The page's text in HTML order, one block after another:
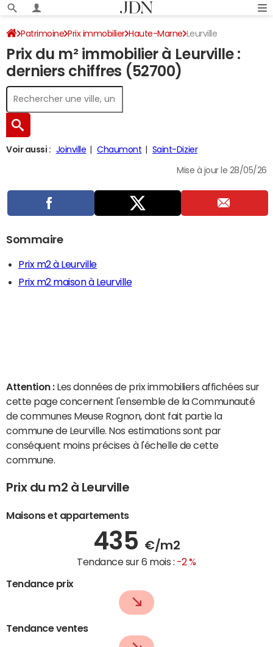
Patrimoine Prix immobilier Haute-Marne Leurville
Prix du m² immobilier à Leurville :
derniers chiffres (52700)
Voir aussi : Joinville Chaumont Saint-Dizier
Mise à jour le 28/05/26
Sommaire
Prix m2 à Leurville
Prix m2 maison à Leurville
Attention : Les données de prix immobiliers affichées sur
cette page concernent l'ensemble de la Communauté
de communes Meuse Rognon, dont fait partie la
commune de Leurville. Nos estimations sont par
conséquent moins précises à l'échelle de cette
commune.
Prix du m2 à Leurville
Maisons et appartements
435 €/m2
Tendance sur 6 mois : -2 %
Tendance prix
Tendance ventes